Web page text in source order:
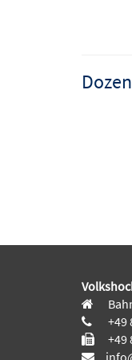
+49
+49